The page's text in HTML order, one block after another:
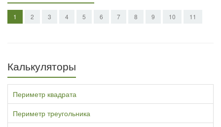
1 2 3 4 5 6 7 8 9 10 11
Калькуляторы
Периметр квадрата
Периметр треугольника